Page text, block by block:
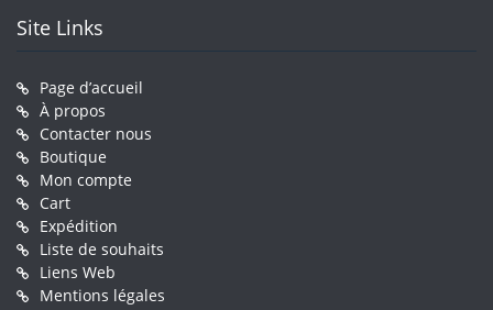
Site Links
Page d’accueil
À propos
Contacter nous
Boutique
Mon compte
Cart
Expédition
Liste de souhaits
Liens Web
Mentions légales